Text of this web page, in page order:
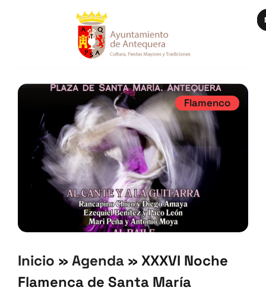
Flamenco
Inicio » Agenda » XXXVI Noche
Flamenca de Santa María